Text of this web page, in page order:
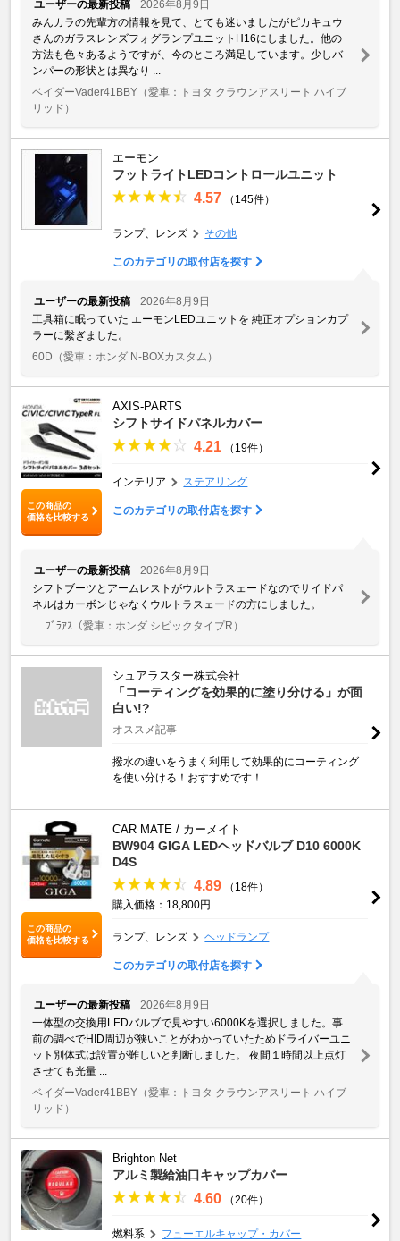
ユーザーの最新投稿
2026年8月9日
みんカラの先輩方の情報を見て、とても迷いましたがピカキュウ
さんのガラスレンズフォグランプユニットH16にしました。他の
方法も色々あるようですが、今のところ満足しています。少しバ
ンパーの形状とは異なり ...
ベイダーVader41BBY （愛車：トヨタ クラウンアスリート ハイブ
リッド）
エーモン
フットライトLEDコントロールユニット
4.57 （145件）
ランプ、レンズ その他
このカテゴリの取付店を探す
ユーザーの最新投稿
2026年8月9日
工具箱に眠っていた エーモンLEDユニットを 純正オプションカプ
ラーに繫ぎました。
60D （愛車：ホンダ N-BOXカスタム）
この商品の
価格を比較する
AXIS-PARTS
シフトサイドパネルカバー
4.21 （19件）
インテリア ステアリング
このカテゴリの取付店を探す
ユーザーの最新投稿
2026年8月9日
シフトブーツとアームレストがウルトラスェードなのでサイドパ
ネルはカーボンじゃなくウルトラスェードの方にしました。
… ﾌﾞﾗｱｽ （愛車：ホンダ シビックタイプR）
シュアラスター株式会社
「コーティングを効果的に塗り分ける」が面
白い!?
オススメ記事
撥水の違いをうまく利用して効果的にコーティング
を使い分ける！おすすめです！
この商品の
価格を比較する
CAR MATE / カーメイト
BW904 GIGA LEDヘッドバルブ D10 6000K
D4S
4.89
（18件）
購入価格：18,800円
ランプ、レンズ ヘッドランプ
このカテゴリの取付店を探す
ユーザーの最新投稿
2026年8月9日
一体型の交換用LEDバルブで見やすい6000Kを選択しました。事
前の調べでHID周辺が狭いことがわかっていたためドライバーユニ
ット別体式は設置が難しいと判断しました。 夜間１時間以上点灯
させても光量 ...
ベイダーVader41BBY （愛車：トヨタ クラウンアスリート ハイブ
リッド）
Brighton Net
アルミ製給油口キャップカバー
4.60 （20件）
燃料系 フューエルキャップ・カバー